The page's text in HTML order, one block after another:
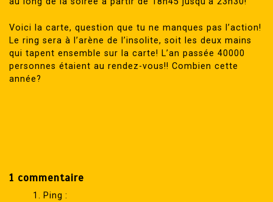
Voici la carte, question que tu ne manques pas l’action!
Le ring sera à l’arène de l’insolite, soit les deux mains
qui tapent ensemble sur la carte! L’an passée 40000
personnes étaient au rendez-vous!! Combien cette
année?
1 commentaire
Ping :